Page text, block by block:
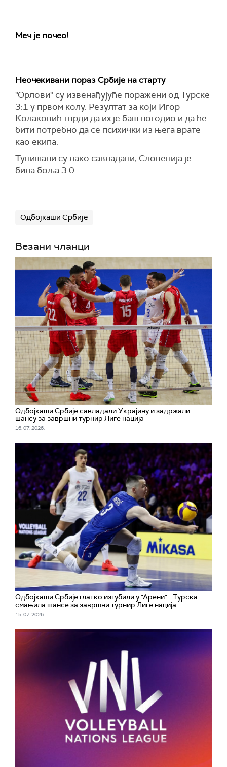
Меч је почео!
Неочекивани пораз Србије на старту
"Орлови" су извенађујуће поражени од Турске
3:1 у првом колу. Резултат за који Игор
Колаковић тврди да их је баш погодио и да ће
бити потребно да се психички из њега врате
као екипа.
Тунишани су лако савладани, Словенија је
била боља 3:0.
Одбојкаши Србије
Везани чланци
Одбојкаши Србије савладали Украјину и задржали
шансу за завршни турнир Лиге нација
16. 07. 2026.
Одбојкаши Србије глатко изгубили у "Арени" - Турска
смањила шансе за завршни турнир Лиге нација
15. 07. 2026.